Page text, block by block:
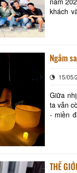
khách
Ngắm
15/05/
Giữa
ta vẫn
- miền
THẾ